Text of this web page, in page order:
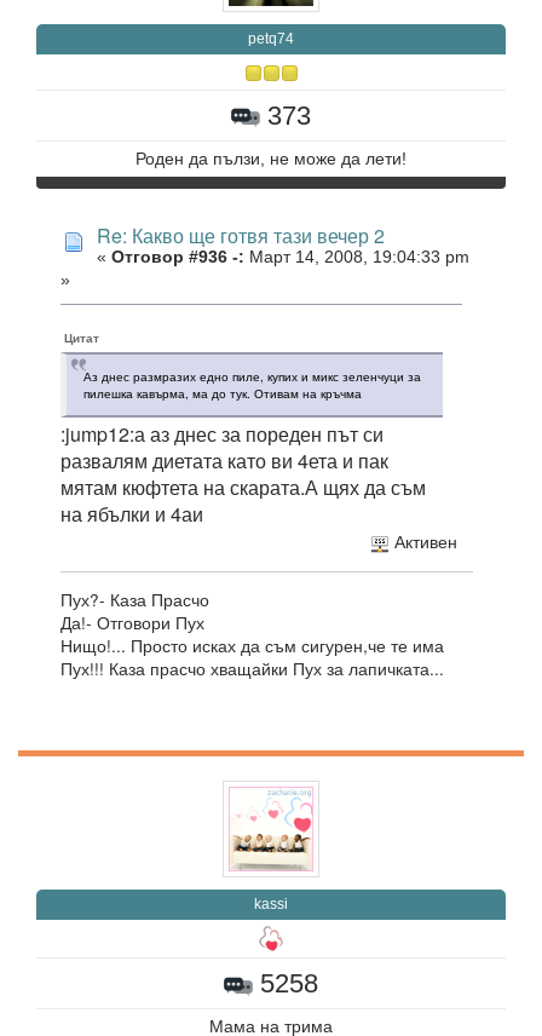
petq74
373
Роден да пълзи, не може да лети!
Re: Какво ще готвя тази вечер 2
« Отговор #936 -: Март 14, 2008, 19:04:33 pm
»
Цитат
Аз днес размразих едно пиле, купих и микс зеленчуци за
пилешка кавърма, ма до тук. Отивам на кръчма
:jump12:а аз днес за пореден път си
развалям диетата като ви 4ета и пак
мятам кюфтета на скарата.А щях да съм
на ябълки и 4аи
Активен
Пух?- Каза Прасчо
Да!- Отговори Пух
Нищо!... Просто исках да съм сигурен,че те има
Пух!!! Каза прасчо хващайки Пух за лапичката...
kassi
5258
Мама на трима